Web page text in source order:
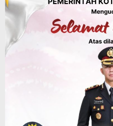
Agustus 8, 2026
Sosial & Keagamaan
Hari Pramuka ke-65,
Banjarmasin Ziarah
Antasari dan Gelar
Advertorial Dinas Kehutanan Kalsel